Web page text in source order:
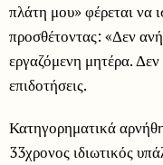
πλάτη μου» φέρεται να
προσθέτοντας: «Δεν
εργαζόμενη μητέρα.
επιδοτήσεις.
Κατηγορηματικά
33χρονος ιδιωτικός